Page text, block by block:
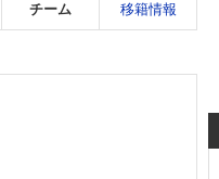
チーム 移籍情報